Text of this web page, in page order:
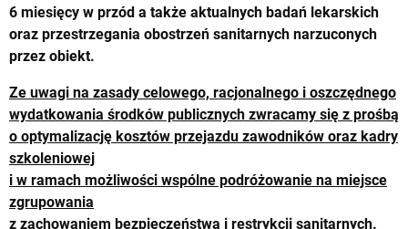
6 miesięcy w przód a także aktualnych badań lekarskich
oraz przestrzegania obostrzeń sanitarnych narzuconych
przez obiekt.
Ze uwagi na zasady celowego, racjonalnego i oszczędnego
wydatkowania środków publicznych zwracamy się z prośbą
o optymalizację kosztów przejazdu zawodników oraz kadry
szkoleniowej
i w ramach możliwości wspólne podróżowanie na miejsce
zgrupowania
z zachowaniem bezpieczeństwa i restrykcji sanitarnych.